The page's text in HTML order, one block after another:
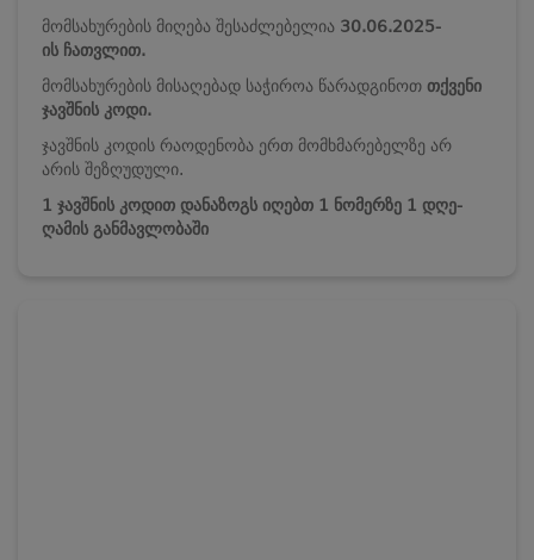
მომსახურების მიღება შესაძლებელია 30.06.2025-
ის ჩათვლით.
მომსახურების მისაღებად საჭიროა წარადგინოთ თქვენი
ჯავშნის კოდი.
ჯავშნის კოდის რაოდენობა ერთ მომხმარებელზე არ
არის შეზღუდული.
1 ჯავშნის კოდით დანაზოგს იღებთ 1 ნომერზე 1 დღე-
ღამის განმავლობაში